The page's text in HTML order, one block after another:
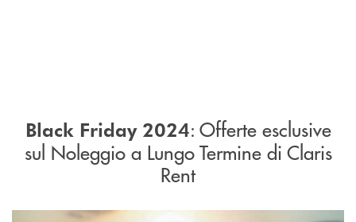
Black Friday 2024: Offerte esclusive
sul Noleggio a Lungo Termine di Claris
Rent